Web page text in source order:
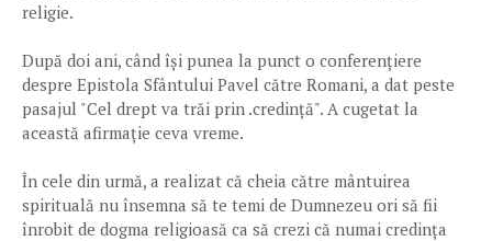
religie.
După doi ani, când își punea la punct o conferențiere
despre Epistola Sfântului Pavel către Romani, a dat peste
pasajul "Cel drept va trăi prin .credință". A cugetat la
această afirmație ceva vreme.
În cele din urmă, a realizat că cheia către mântuirea
spirituală nu însemna să te temi de Dumnezeu ori să fii
înrobit de dogma religioasă ca să crezi că numai credința